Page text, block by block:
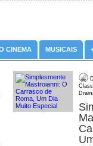
CINEMA MUSICAIS